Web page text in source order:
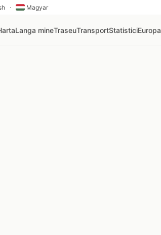
· Magyar
Langa mineTraseuTransportStatisticiEuropa